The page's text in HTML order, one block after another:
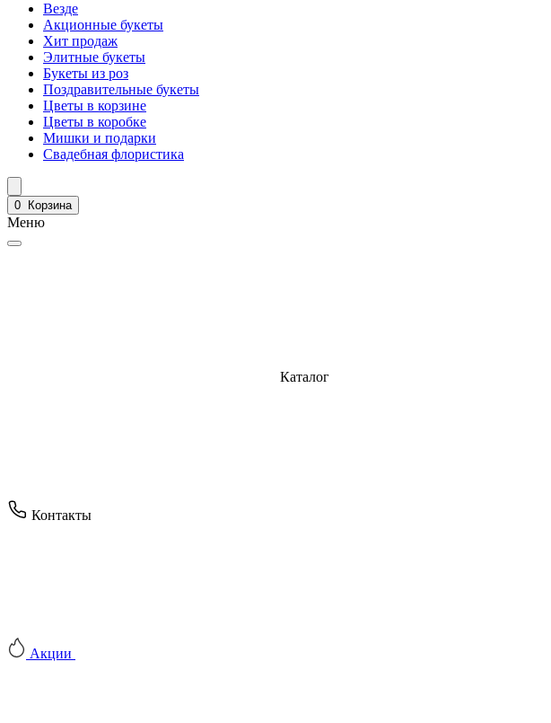
Везде
Акционные букеты
Хит продаж
Элитные букеты
Букеты из роз
Поздравительные букеты
Цветы в корзине
Цветы в коробке
Мишки и подарки
Свадебная флористика
0 Корзина
Меню
Каталог
Контакты
Акции